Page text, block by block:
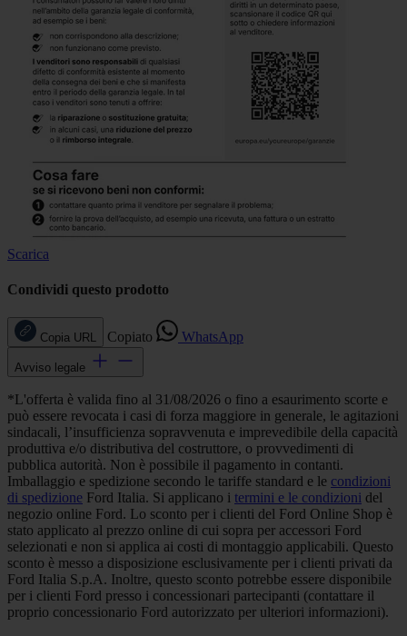
Scarica
Condividi questo prodotto
Copia URL Copiato WhatsApp
Avviso legale
*L'offerta è valida fino al 31/08/2026 o fino a esaurimento scorte e
può essere revocata i casi di forza maggiore in generale, le agitazioni
sindacali, l’insufficienza sopravvenuta e imprevedibile della capacità
produttiva e/o distributiva del costruttore, o provvedimenti di
pubblica autorità. Non è possibile il pagamento in contanti.
Imballaggio e spedizione secondo le tariffe standard e le condizioni
di spedizione Ford Italia. Si applicano i termini e le condizioni del
negozio online Ford. Lo sconto per i clienti del Ford Online Shop è
stato applicato al prezzo online di cui sopra per accessori Ford
selezionati e non si applica ai costi di montaggio applicabili. Questo
sconto è messo a disposizione esclusivamente per i clienti privati da
Ford Italia S.p.A. Inoltre, questo sconto potrebbe essere disponibile
per i clienti Ford presso i concessionari partecipanti (contattare il
proprio concessionario Ford autorizzato per ulteriori informazioni).